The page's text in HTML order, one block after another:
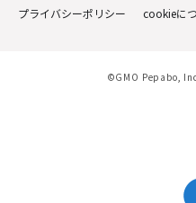
プライバシーポリシー
cookieに
©GMO Pepabo,